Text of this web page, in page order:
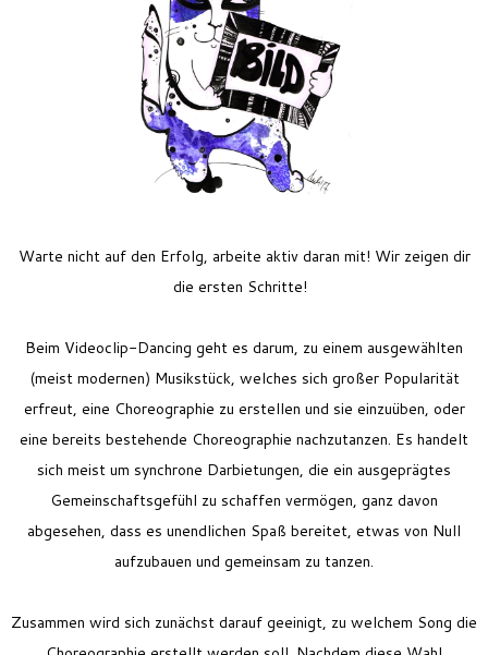
Feriencamp
Jobs
Kontakt
Warte nicht auf den Erfolg, arbeite aktiv daran mit! Wir zeigen dir
die ersten Schritte!
Beim Videoclip-Dancing geht es darum, zu einem ausgewählten
(meist modernen) Musikstück, welches sich großer Popularität
erfreut, eine Choreographie zu erstellen und sie einzuüben, oder
eine bereits bestehende Choreographie nachzutanzen. Es handelt
sich meist um synchrone Darbietungen, die ein ausgeprägtes
Gemeinschaftsgefühl zu schaffen vermögen, ganz davon
abgesehen, dass es unendlichen Spaß bereitet, etwas von Null
aufzubauen und gemeinsam zu tanzen.
Zusammen wird sich zunächst darauf geeinigt, zu welchem Song die